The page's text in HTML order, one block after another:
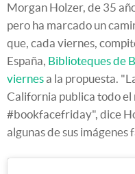
Morgan Holzer, de 35
pero ha marcado un
que, cada viernes,
España, Biblioteques de
viernesa la propuesta.
California publica todo el
#bookfacefriday", dice
algunas de sus